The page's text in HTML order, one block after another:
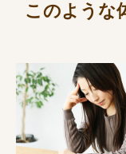
このような